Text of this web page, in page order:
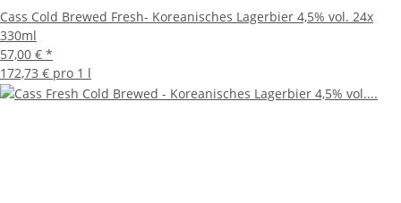
Cass Cold Brewed Fresh- Koreanisches Lagerbier 4,5% vol. 24x
330ml
57,00 € *
172,73 € pro 1 l